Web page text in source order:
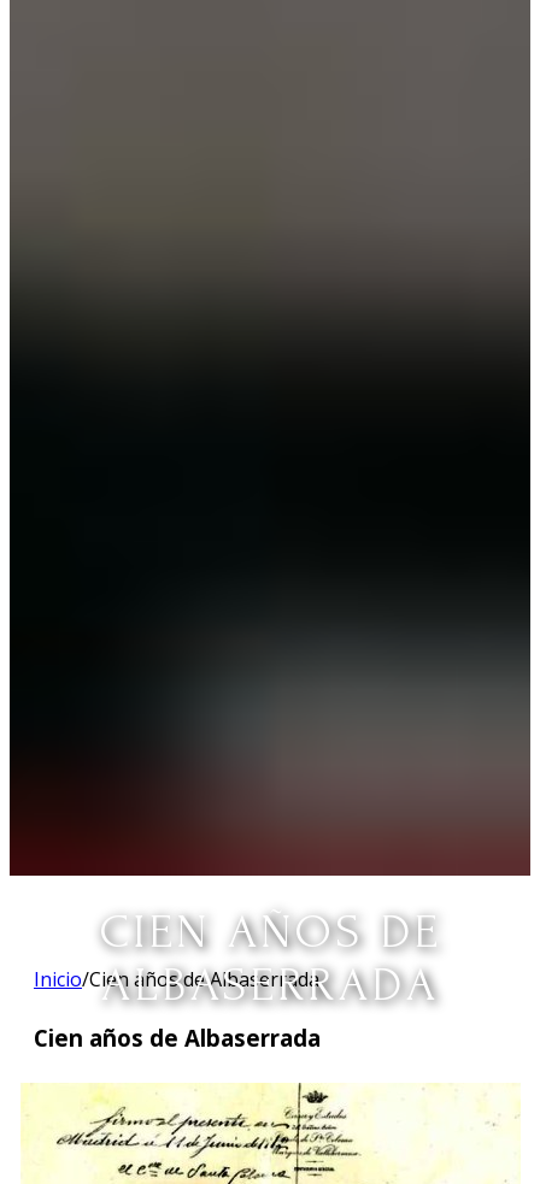
CIEN AÑOS DE
ALBASERRADA
Inicio/Cien años de Albaserrada
Cien años de Albaserrada